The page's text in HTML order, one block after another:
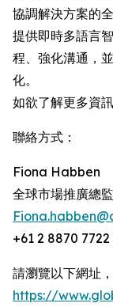
協調解決方案的
提供即時多語言
程、強化溝通，
化。
如欲了解更多資
聯絡方式：
Fiona Habben
全球市場推廣總監
+61 2 8870 7722
請瀏覽以下網址
https://